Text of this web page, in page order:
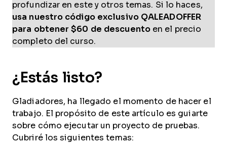
profundizar en este y otros temas. Si lo haces,
usa nuestro código exclusivo QALEADOFFER
para obtener $60 de descuentoen el precio
completo del curso.
¿Estás listo?
Gladiadores, ha llegado el momento de hacer el
trabajo. El propósito de este artículo es guiarte
sobre cómo ejecutar un proyecto de pruebas.
Cubriré los siguientes temas: